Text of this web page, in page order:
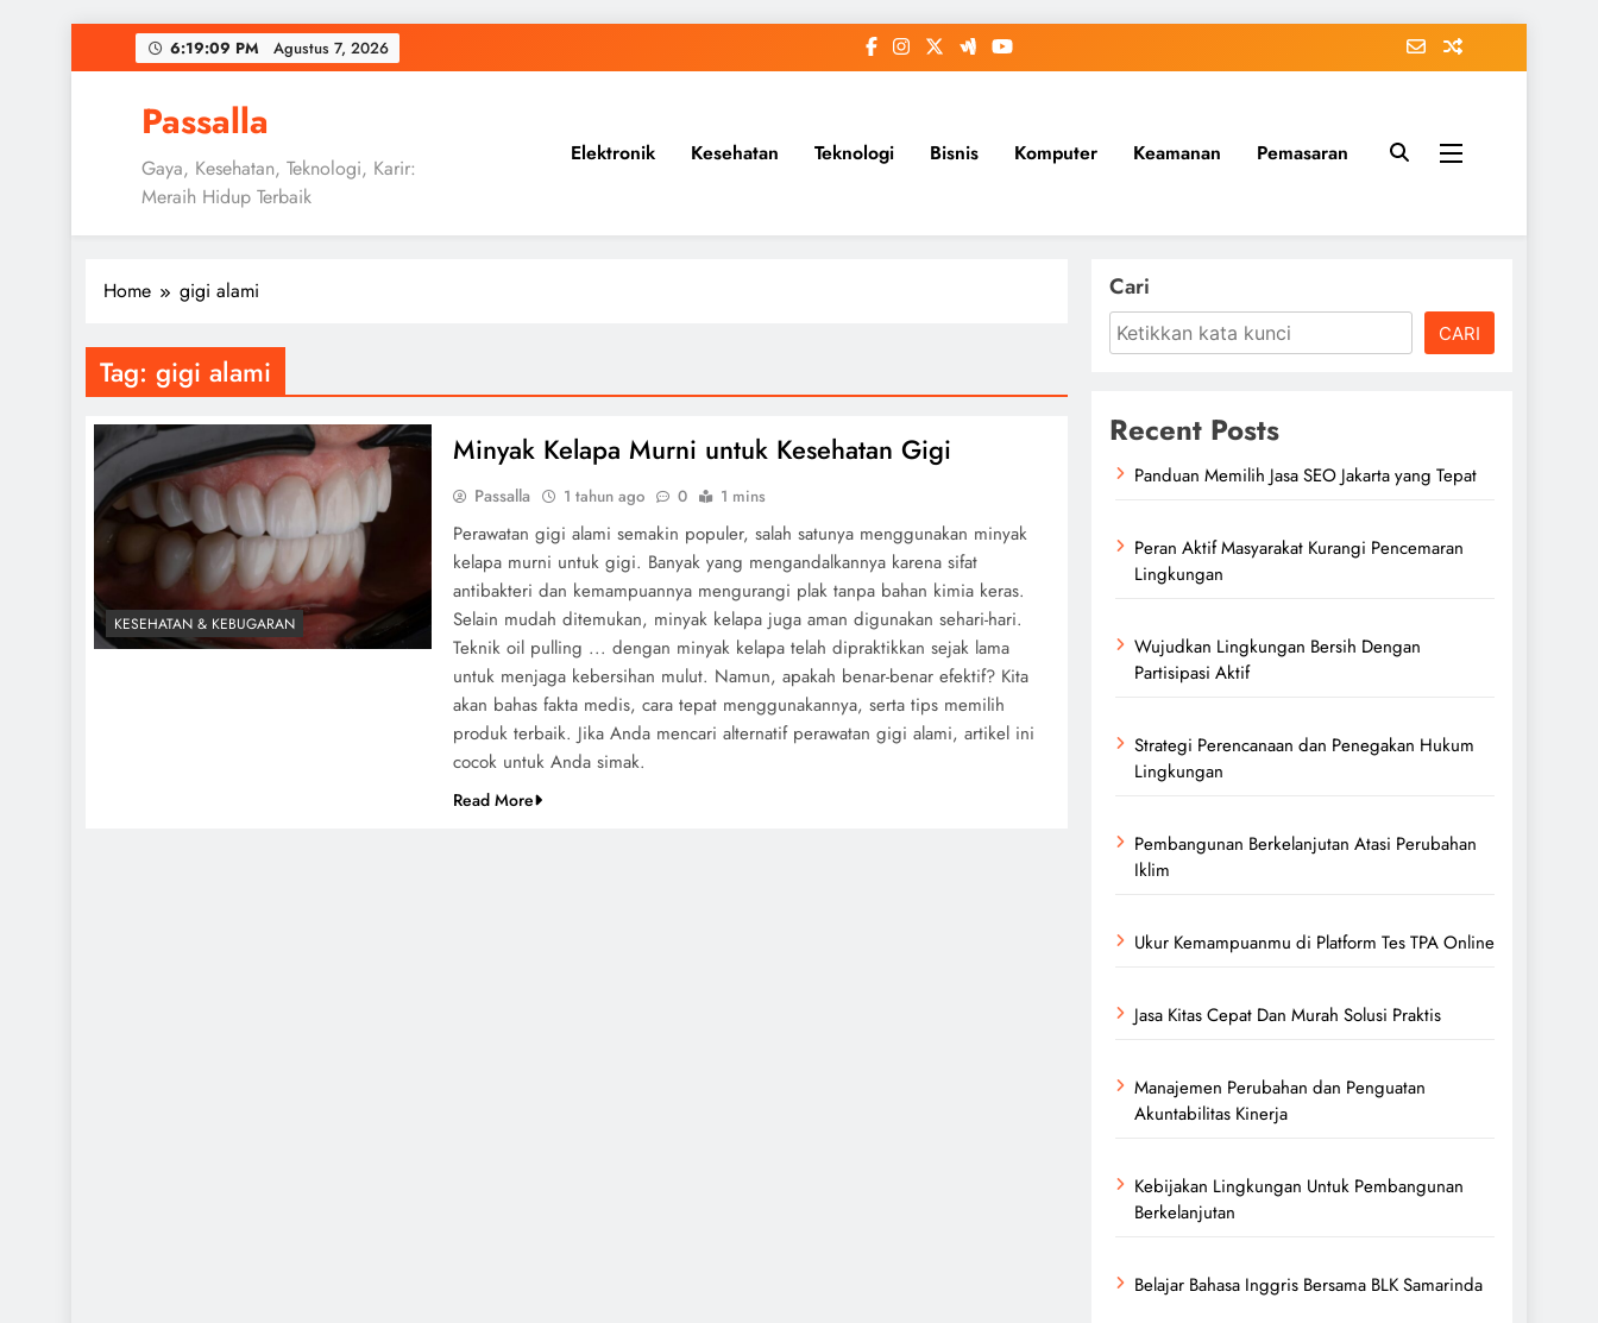
to
6:19:10 PM Agustus 7, 2026
Passalla
Gaya, Kesehatan, Teknologi, Karir:
Meraih Hidup Terbaik
Elektronik Kesehatan Teknologi Bisnis Komputer Keamanan Pemasaran
Home gigi alami
Tag: gigi alami
KESEHATAN & KEBUGARAN
Minyak Kelapa Murni untuk Kesehatan Gigi
Passalla 1 tahun ago 0 1 mins
Perawatan gigi alami semakin populer, salah satunya menggunakan minyak
kelapa murni untuk gigi. Banyak yang mengandalkannya karena sifat
antibakteri dan kemampuannya mengurangi plak tanpa bahan kimia keras.
Selain mudah ditemukan, minyak kelapa juga aman digunakan sehari-hari.
Teknik oil pulling ... dengan minyak kelapa telah dipraktikkan sejak lama
untuk menjaga kebersihan mulut. Namun, apakah benar-benar efektif? Kita
akan bahas fakta medis, cara tepat menggunakannya, serta tips memilih
produk terbaik. Jika Anda mencari alternatif perawatan gigi alami, artikel ini
cocok untuk Anda simak.
Read More
Cari
CARI
Recent Posts
Panduan Memilih Jasa SEO Jakarta yang Tepat
Peran Aktif Masyarakat Kurangi Pencemaran
Lingkungan
Wujudkan Lingkungan Bersih Dengan
Partisipasi Aktif
Strategi Perencanaan dan Penegakan Hukum
Lingkungan
Pembangunan Berkelanjutan Atasi Perubahan
Iklim
Ukur Kemampuanmu di Platform Tes TPA Online
Jasa Kitas Cepat Dan Murah Solusi Praktis
Manajemen Perubahan dan Penguatan
Akuntabilitas Kinerja
Kebijakan Lingkungan Untuk Pembangunan
Berkelanjutan
Belajar Bahasa Inggris Bersama BLK Samarinda